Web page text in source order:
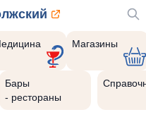
Магазины
Бары
- рестораны